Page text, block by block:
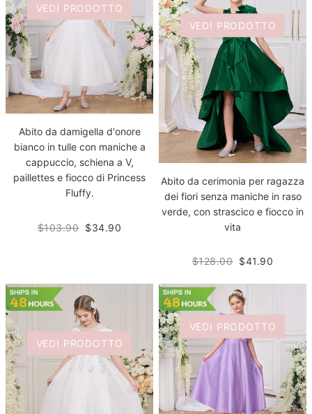
VEDI PRODOTTO
Abito da damigella d'onore
bianco in tulle con maniche a
cappuccio, schiena a V,
paillettes e fiocco di Princess
Fluffy.
$103.90 $34.90
VEDI PRODOTTO
Abito da cerimonia per ragazza
dei fiori senza maniche in raso
verde, con strascico e fiocco in
vita
$128.00 $41.90
VEDI PRODOTTO
VEDI PRODOTTO